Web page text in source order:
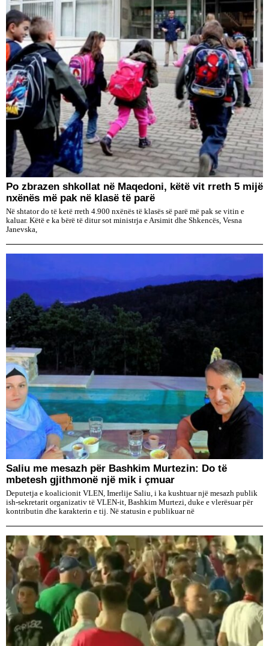
Po zbrazen shkollat në Maqedoni, këtë vit rreth 5 mijë
nxënës më pak në klasë të parë
Në shtator do të ketë rreth 4.900 nxënës të klasës së parë më pak se vitin e
kaluar. Këtë e ka bërë të ditur sot ministrja e Arsimit dhe Shkencës, Vesna
Janevska,
Saliu me mesazh për Bashkim Murtezin: Do të
mbetesh gjithmonë një mik i çmuar
Deputetja e koalicionit VLEN, Imerlije Saliu, i ka kushtuar një mesazh publik
ish-sekretarit organizativ të VLEN-it, Bashkim Murtezi, duke e vlerësuar për
kontributin dhe karakterin e tij. Në statusin e publikuar në